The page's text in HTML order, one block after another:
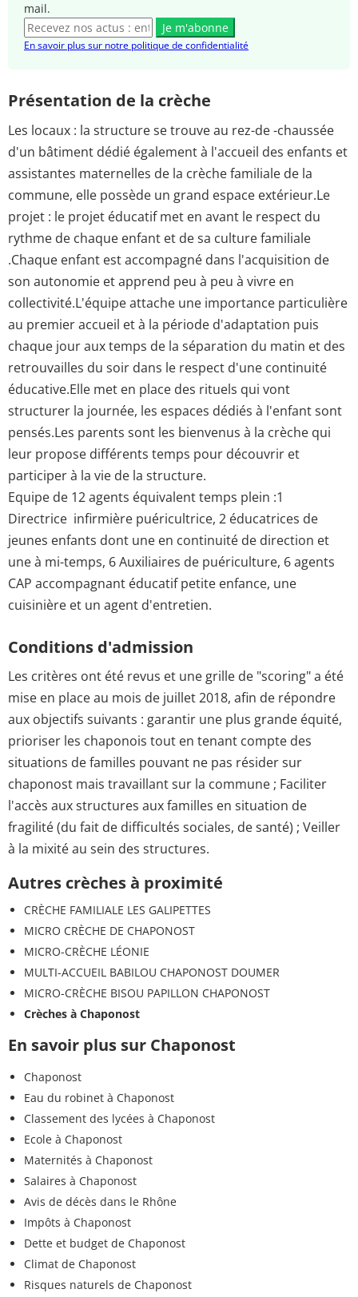
mail.
Je m'abonne
En savoir plus sur notre politique de confidentialité
Présentation de la crèche
Les locaux : la structure se trouve au rez-de -chaussée
d'un bâtiment dédié également à l'accueil des enfants et
assistantes maternelles de la crèche familiale de la
commune, elle possède un grand espace extérieur.Le
projet : le projet éducatif met en avant le respect du
rythme de chaque enfant et de sa culture familiale
.Chaque enfant est accompagné dans l'acquisition de
son autonomie et apprend peu à peu à vivre en
collectivité.L'équipe attache une importance particulière
au premier accueil et à la période d'adaptation puis
chaque jour aux temps de la séparation du matin et des
retrouvailles du soir dans le respect d'une continuité
éducative.Elle met en place des rituels qui vont
structurer la journée, les espaces dédiés à l'enfant sont
pensés.Les parents sont les bienvenus à la crèche qui
leur propose différents temps pour découvrir et
participer à la vie de la structure.
Equipe de 12 agents équivalent temps plein :1
Directrice infirmière puéricultrice, 2 éducatrices de
jeunes enfants dont une en continuité de direction et
une à mi-temps, 6 Auxiliaires de puériculture, 6 agents
CAP accompagnant éducatif petite enfance, une
cuisinière et un agent d'entretien.
Conditions d'admission
Les critères ont été revus et une grille de "scoring" a été
mise en place au mois de juillet 2018, afin de répondre
aux objectifs suivants : garantir une plus grande équité,
prioriser les chaponois tout en tenant compte des
situations de familles pouvant ne pas résider sur
chaponost mais travaillant sur la commune ; Faciliter
l'accès aux structures aux familles en situation de
fragilité (du fait de difficultés sociales, de santé) ; Veiller
à la mixité au sein des structures.
Autres crèches à proximité
CRÈCHE FAMILIALE LES GALIPETTES
MICRO CRÈCHE DE CHAPONOST
MICRO-CRÈCHE LÉONIE
MULTI-ACCUEIL BABILOU CHAPONOST DOUMER
MICRO-CRÈCHE BISOU PAPILLON CHAPONOST
Crèches à Chaponost
En savoir plus sur Chaponost
Chaponost
Eau du robinet à Chaponost
Classement des lycées à Chaponost
Ecole à Chaponost
Maternités à Chaponost
Salaires à Chaponost
Avis de décès dans le Rhône
Impôts à Chaponost
Dette et budget de Chaponost
Climat de Chaponost
Risques naturels de Chaponost